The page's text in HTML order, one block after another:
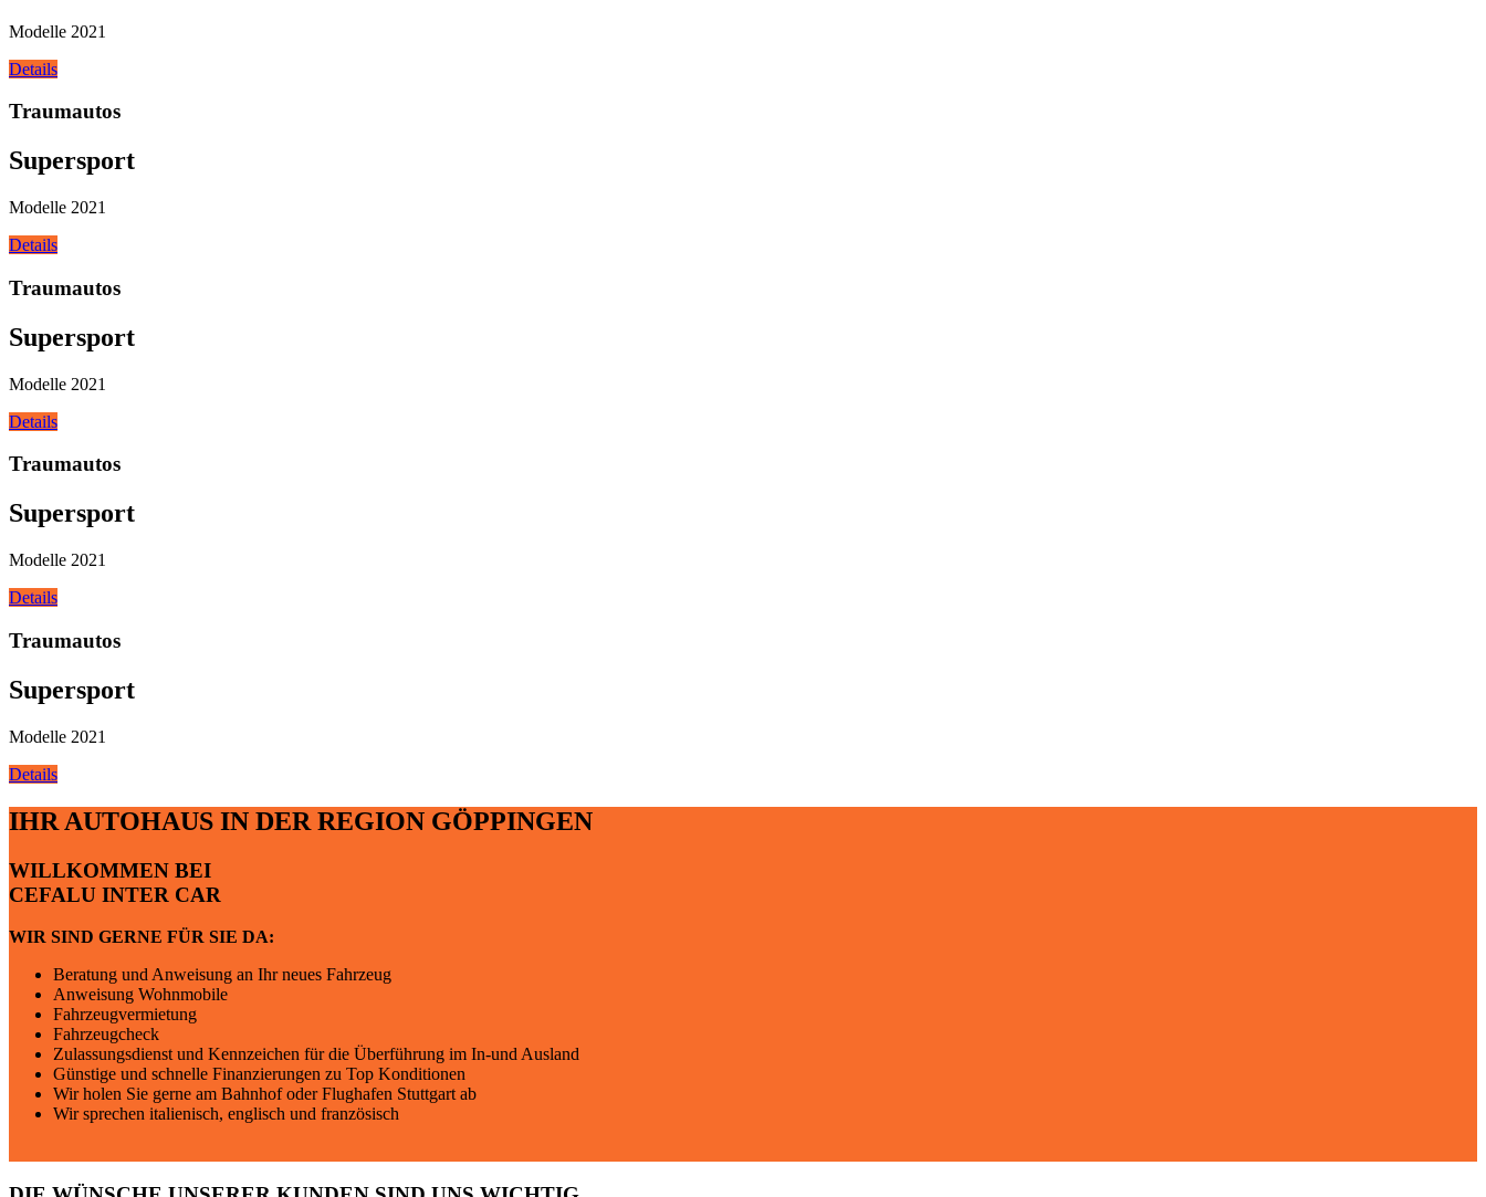
Modelle 2021
Details
Traumautos
Supersport
Modelle 2021
Details
Traumautos
Supersport
Modelle 2021
Details
Traumautos
Supersport
Modelle 2021
Details
Traumautos
Supersport
Modelle 2021
Details
IHR AUTOHAUS IN DER REGION GÖPPINGEN
WILLKOMMEN BEI
CEFALU INTER CAR
WIR SIND GERNE FÜR SIE DA:
Beratung und Anweisung an Ihr neues Fahrzeug
Anweisung Wohnmobile
Fahrzeugvermietung
Fahrzeugcheck
Zulassungsdienst und Kennzeichen für die Überführung im In-und Ausland
Günstige und schnelle Finanzierungen zu Top Konditionen
Wir holen Sie gerne am Bahnhof oder Flughafen Stuttgart ab
Wir sprechen italienisch, englisch und französisch